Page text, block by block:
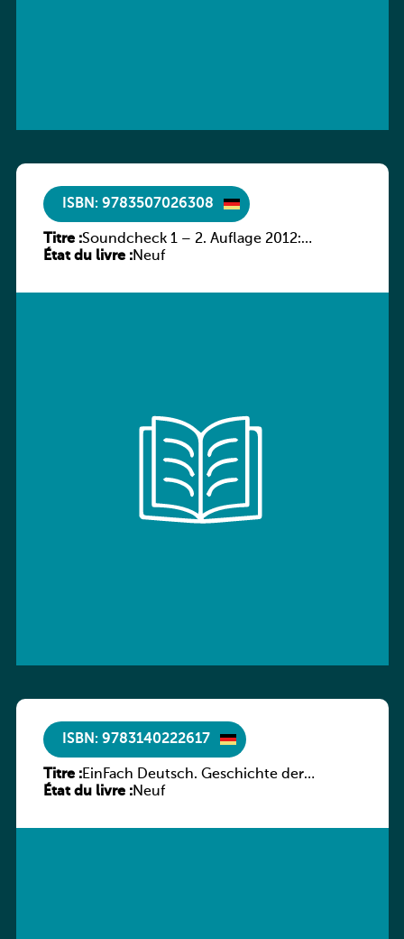
ISBN: 9783507026308
Titre :Soundcheck 1 – 2. Auflage 2012:
Schülerband 1
État du livre :Neuf
ISBN: 9783140222617
Titre :EinFach Deutsch. Geschichte der
deutschen Literatur in Beispielen
État du livre :Neuf